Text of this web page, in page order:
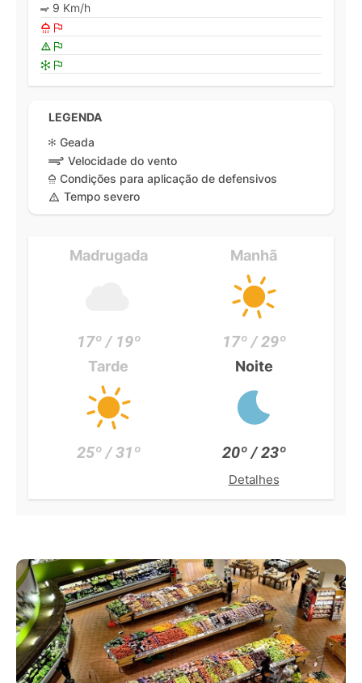
9 Km/h
LEGENDA
Geada
Velocidade do vento
Condições para aplicação de defensivos
Tempo severo
Madrugada
17º / 19º
Manhã
17º / 29º
Tarde
25º / 31º
Noite
20º / 23º
Detalhes